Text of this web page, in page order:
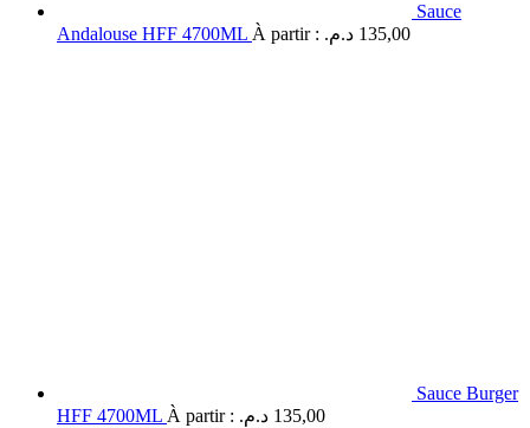
Sauce
Andalouse HFF 4700ML À partir : 135,00 د.م.
Sauce Burger
HFF 4700ML À partir : 135,00 د.م.